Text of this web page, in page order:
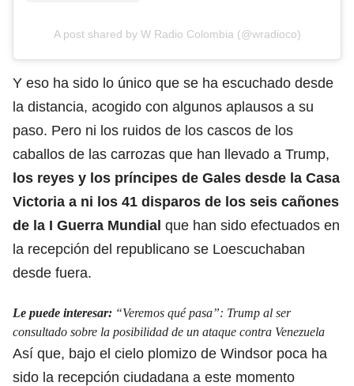
A post shared by W Radio Colombia (@wradioco)
Y eso ha sido lo único que se ha escuchado desde
la distancia, acogido con algunos aplausos a su
paso. Pero ni los ruidos de los cascos de los
caballos de las carrozas que han llevado a Trump,
los reyes y los príncipes de Gales desde la Casa
Victoria a ni los 41 disparos de los seis cañones
de la I Guerra Mundial que han sido efectuados en
la recepción del republicano se Loescuchaban
desde fuera.
Le puede interesar: “Veremos qué pasa”: Trump al ser
consultado sobre la posibilidad de un ataque contra Venezuela
Así que, bajo el cielo plomizo de Windsor poca ha
sido la recepción ciudadana a este momento